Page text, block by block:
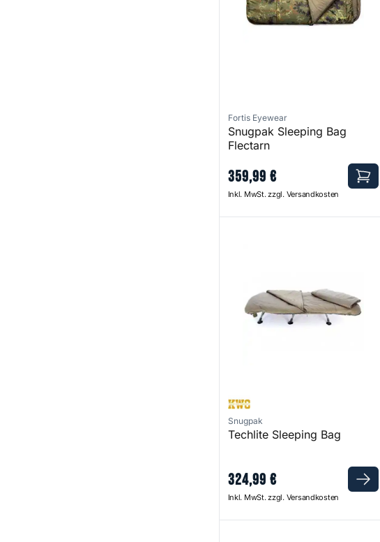
Fortis Eyewear
Snugpak Sleeping Bag
Flectarn
359,99 €
Inkl. MwSt. zzgl. Versandkosten
Snugpak
Techlite Sleeping Bag
324,99 €
Inkl. MwSt. zzgl. Versandkosten